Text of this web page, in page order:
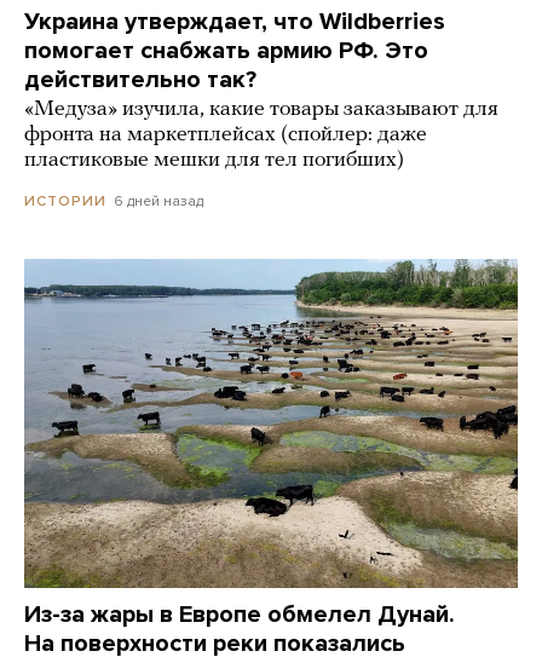
Украина утверждает, что Wildberries
помогает снабжать армию РФ. Это
действительно так?
«Медуза» изучила, какие товары заказывают для
фронта на маркетплейсах (спойлер: даже
пластиковые мешки для тел погибших)
ИСТОРИИ 6 дней назад
Из-за жары в Европе обмелел Дунай.
На поверхности реки показались